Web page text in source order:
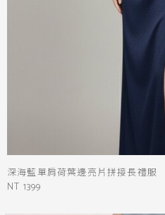
深海藍單肩荷葉邊亮片拼接長禮服
NT 1399